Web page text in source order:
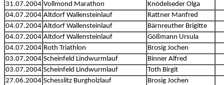
31.07.2004 Vollmond Marathon
Knödelseder Olga
04.07.2004 Altdorf Wallensteinlauf
Rattner Manfred
04.07.2004 Altdorf Wallensteinlauf
Bärnreuther Brigitte
04.07.2004 Altdorf Wallensteinlauf
Gößmann Ursula
04.07.2004 Roth Triathlon
Brosig Jochen
03.07.2004 Scheinfeld Lindwurmlauf
Binner Alfred
03.07.2004 Scheinfeld Lindwurmlauf
Toth Birgit
27.06.2004 Schesslitz Burgholzlauf
Brosig Jochen